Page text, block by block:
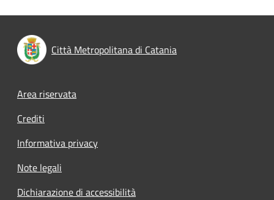
Città Metropolitana di Catania
Footer menu
Area riservata
Crediti
Informativa privacy
Note legali
Dichiarazione di accessibilità